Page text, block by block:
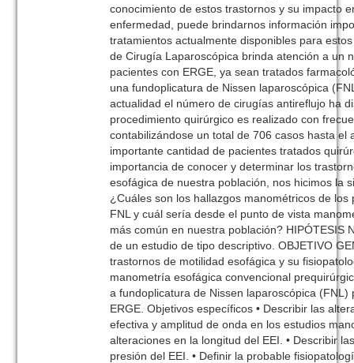
conocimiento de estos trastornos y su impacto
enfermedad, puede brindarnos información
tratamientos actualmente disponibles para
de Cirugía Laparoscópica brinda atención a un
pacientes con ERGE, ya sean tratados
una fundoplicatura de Nissen laparoscópica
actualidad el número de cirugías antireflujo ha
procedimiento quirúrgico es realizado con
contabilizándose un total de 706 casos hasta el
importante cantidad de pacientes tratados
importancia de conocer y determinar los
esofágica de nuestra población, nos hicimos la
¿Cuáles son los hallazgos manométricos de
FNL y cuál sería desde el punto de vista
más común en nuestra población? HIPÓTESIS
de un estudio de tipo descriptivo. OBJETIVO
trastornos de motilidad esofágica y su
manometría esofágica convencional
a fundoplicatura de Nissen laparoscópica
ERGE. Objetivos específicos • Describir las
efectiva y amplitud de onda en los estudios
alteraciones en la longitud del EEI. • Describir
presión del EEI. • Definir la probable